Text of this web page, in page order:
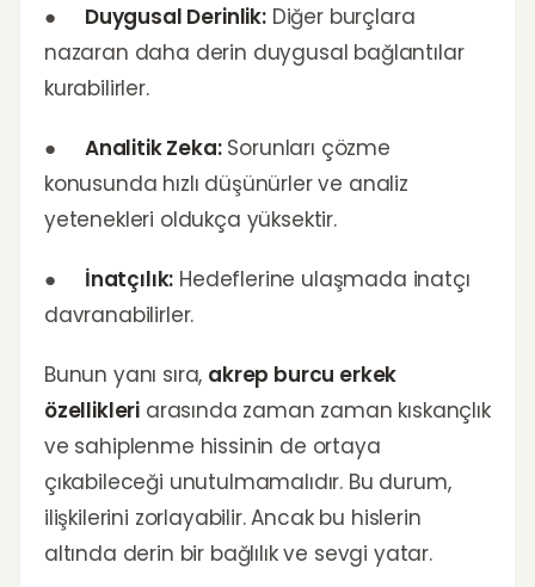
● Duygusal Derinlik:Diğer burçlara
nazaran daha derin duygusal bağlantılar
kurabilirler.
● Analitik Zeka:Sorunları çözme
konusunda hızlı düşünürler ve analiz
yetenekleri oldukça yüksektir.
● İnatçılık: Hedeflerine ulaşmada inatçı
davranabilirler.
Bunun yanı sıra, akrep burcu erkek
özellikleri arasında zaman zaman kıskançlık
ve sahiplenme hissinin de ortaya
çıkabileceği unutulmamalıdır. Bu durum,
ilişkilerini zorlayabilir. Ancak bu hislerin
altında derin bir bağlılık ve sevgi yatar.